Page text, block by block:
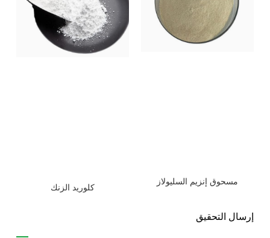
مسحوق إنزيم السليولاز
كلوريد الزنك
إرسال التحقيق